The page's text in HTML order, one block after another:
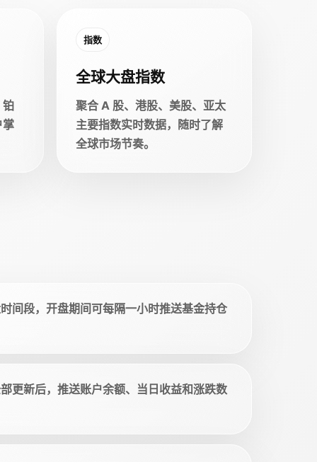
铂
掌
指数
全球大盘指数
聚合 A 股、港股、美股、亚太
主要指数实时数据，随时了解
全球市场节奏。
间段，开盘期间可每隔一小时推送基金持仓
更新后，推送账户余额、当日收益和涨跌数